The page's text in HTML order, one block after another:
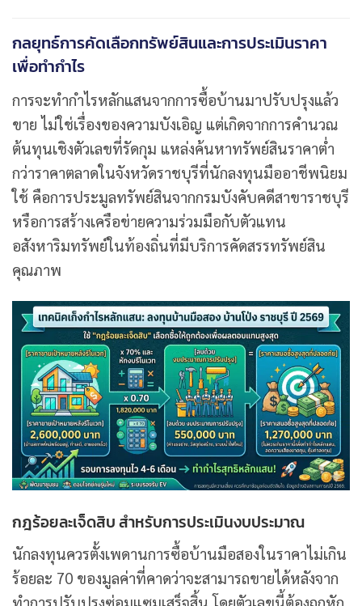
กลยุทธ์การคัดเลือกทรัพย์สินและการประเมินราคา
เพื่อทำกำไร
การจะทำกำไรหลักแสนจากการซื้อบ้านมาปรับปรุงแล้ว
ขาย ไม่ใช่เรื่องของความบังเอิญ แต่เกิดจากการคำนวณ
ต้นทุนเชิงตัวเลขที่รัดกุม แหล่งค้นหาทรัพย์สินราคาต่ำ
กว่าราคาตลาดในจังหวัดราชบุรีที่นักลงทุนมืออาชีพนิยม
ใช้ คือการประมูลทรัพย์สินจากกรมบังคับคดีสาขาราชบุรี
หรือการสร้างเครือข่ายความร่วมมือกับตัวแทน
อสังหาริมทรัพย์ในท้องถิ่นที่มีบริการคัดสรรทรัพย์สิน
คุณภาพ
กฎร้อยละเจ็ดสิบ สำหรับการประเมินงบประมาณ
นักลงทุนควรตั้งเพดานการซื้อบ้านมือสองในราคาไม่เกิน
ร้อยละ 70 ของมูลค่าที่คาดว่าจะสามารถขายได้หลังจาก